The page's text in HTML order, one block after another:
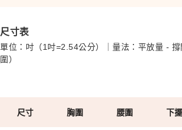
尺寸表
單位：吋（1吋=2.54公分）｜量法：平放量 -
圍）
尺寸 胸圍 腰圍 下擺